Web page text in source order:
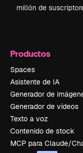
millón de
Productos
Spaces
Asistente de IA
Generador de
Generador de vídeos
Texto a voz
Contenido de stock
MCP para Claude/